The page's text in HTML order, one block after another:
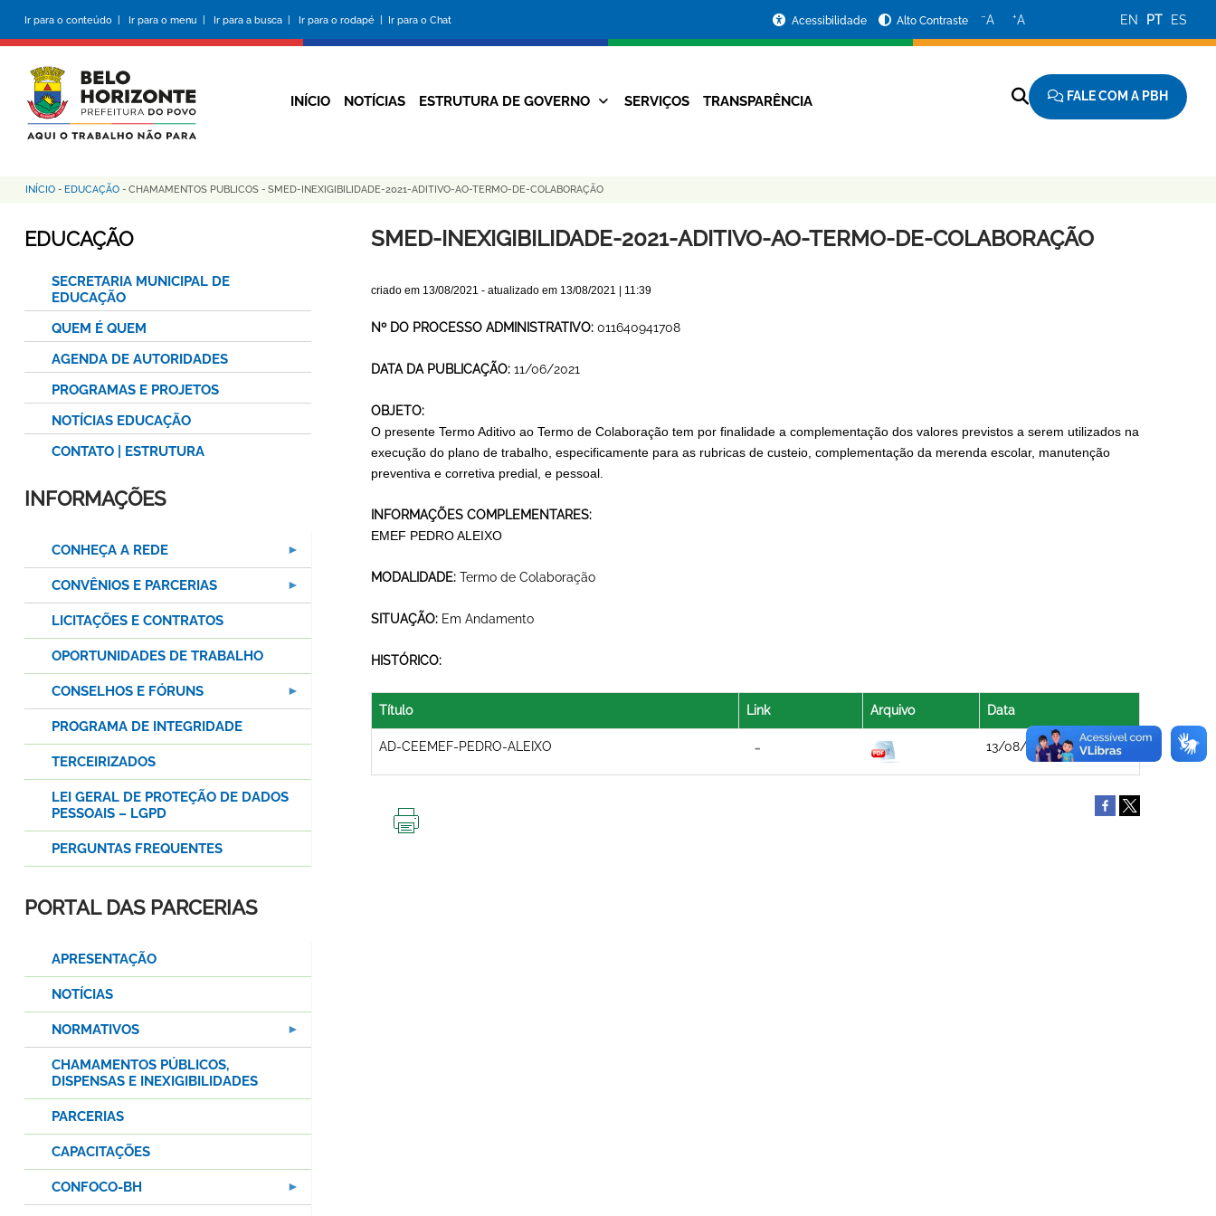
conteúdo
principal
Ir para o conteúdo | Ir para o menu | Ir para a busca | Ir para o rodapé | Ir para o Chat
da
Prefeitura
Acessibilidade Alto Contraste −A +A EN PT ES
Navegação
INÍCIO NOTÍCIAS ESTRUTURA DE GOVERNO SERVIÇOS TRANSPARÊNCIA FALE COM A PBH
Trilha
de
INÍCIO - EDUCAÇÃO - CHAMAMENTOS PUBLICOS - SMED-INEXIGIBILIDADE-2021-ADITIVO-AO-TERMO-DE-COLABORAÇÃO
SMED-INEXIGIBILIDADE-2021-ADITIVO-AO-TERMO-DE-COLABORAÇÃO
criado em 13/08/2021 - atualizado em 13/08/2021 | 11:39
Nº DO PROCESSO ADMINISTRATIVO: 011640941708
DATA DA PUBLICAÇÃO: 11/06/2021
OBJETO:
O presente Termo Aditivo ao Termo de Colaboração tem por finalidade a complementação dos valores previstos a serem utilizados na
execução do plano de trabalho, especificamente para as rubricas de custeio, complementação da merenda escolar, manutenção
preventiva e corretiva predial, e pessoal.
INFORMAÇÕES COMPLEMENTARES:
EMEF PEDRO ALEIXO
MODALIDADE: Termo de Colaboração
SITUAÇÃO: Em Andamento
HISTÓRICO:
Título Link Arquivo Data
AD-CEEMEF-PEDRO-ALEIXO 13/08/2021
EDUCAÇÃO
SECRETARIA MUNICIPAL DE
EDUCAÇÃO
QUEM É QUEM
AGENDA DE AUTORIDADES
PROGRAMAS E PROJETOS
NOTÍCIAS EDUCAÇÃO
CONTATO | ESTRUTURA
INFORMAÇÕES
CONHEÇA A REDE
CONVÊNIOS E PARCERIAS
LICITAÇÕES E CONTRATOS
OPORTUNIDADES DE TRABALHO
CONSELHOS E FÓRUNS
PROGRAMA DE INTEGRIDADE
TERCEIRIZADOS
LEI GERAL DE PROTEÇÃO DE DADOS
PESSOAIS – LGPD
PERGUNTAS FREQUENTES
PORTAL DAS PARCERIAS
APRESENTAÇÃO
NOTÍCIAS
NORMATIVOS
CHAMAMENTOS PÚBLICOS,
DISPENSAS E INEXIGIBILIDADES
PARCERIAS
CAPACITAÇÕES
CONFOCO-BH